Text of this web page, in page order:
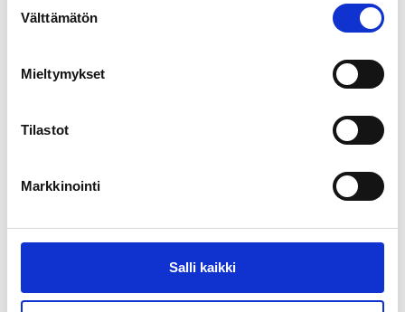
valinta
Välttämätön
Mieltymykset
Tilastot
Markkinointi
Salli kaikki
försörjningsberedskap som näringslivets behov.”
Bekanta dig med rapporten om Finlands nya
trafikförbindelser till omvärlden
(på finska)